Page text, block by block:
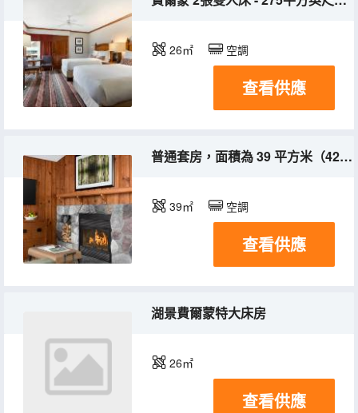
26㎡ 空調
查看供應
普通套房，面積為 39 平方米（425 平方英尺），配備 2 張雙人床和壁爐，空間更寬敞，設有會客區，可欣賞度假村景觀
39㎡ 空調
查看供應
湖景費爾蒙特大床房
26㎡
查看供應